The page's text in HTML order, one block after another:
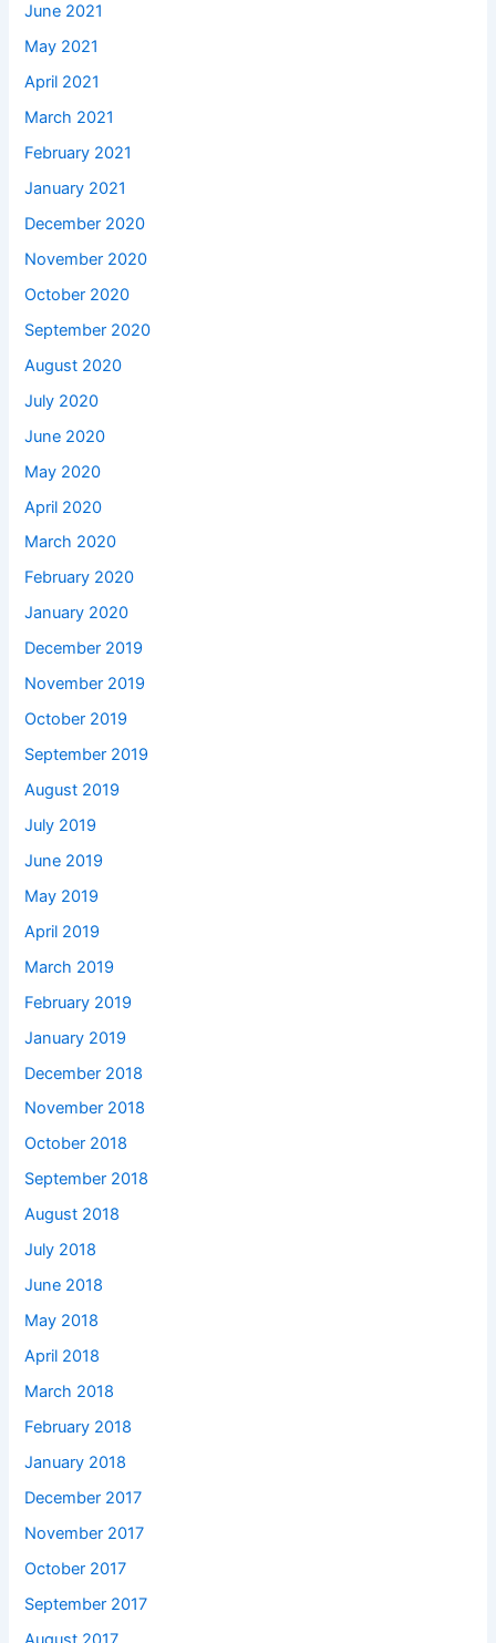
June 2021
May 2021
April 2021
March 2021
February 2021
January 2021
December 2020
November 2020
October 2020
September 2020
August 2020
July 2020
June 2020
May 2020
April 2020
March 2020
February 2020
January 2020
December 2019
November 2019
October 2019
September 2019
August 2019
July 2019
June 2019
May 2019
April 2019
March 2019
February 2019
January 2019
December 2018
November 2018
October 2018
September 2018
August 2018
July 2018
June 2018
May 2018
April 2018
March 2018
February 2018
January 2018
December 2017
November 2017
October 2017
September 2017